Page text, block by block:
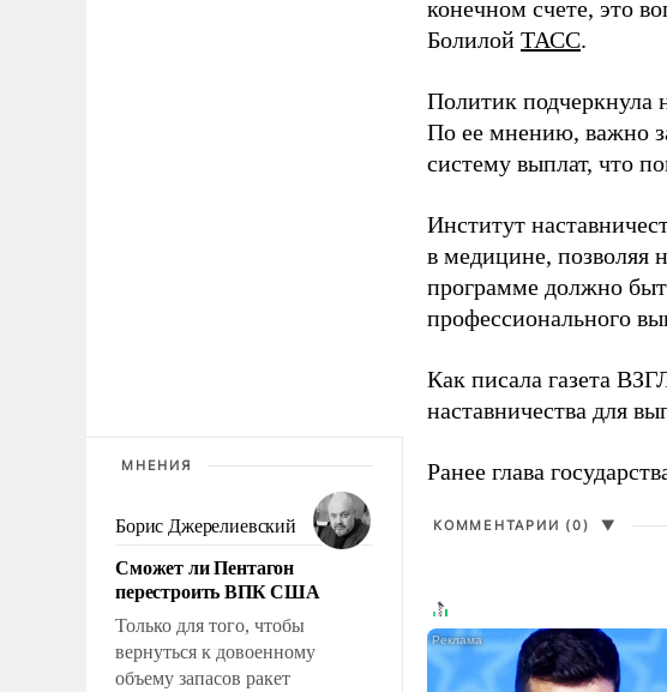
МНЕНИЯ
Борис Джерелиевский
Сможет ли Пентагон
перестроить ВПК США
Только для того, чтобы
вернуться к довоенному
объему запасов ракет
конечном счете, это
Болилой ТАСС.
Политик подчеркнула
По ее мнению, важно
систему выплат, что
Институт
в медицине, позволяя
программе должно
профессионального
Как писала газета
наставничества для
Ранее глава
КОММЕНТАРИИ (0) ▼